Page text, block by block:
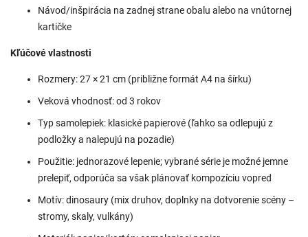
Návod/inšpirácia na zadnej strane obalu alebo na vnútornej
kartičke
Kľúčové vlastnosti
Rozmery: 27 × 21 cm (približne formát A4 na šírku)
Veková vhodnosť: od 3 rokov
Typ samolepiek: klasické papierové (ľahko sa odlepujú z
podložky a nalepujú na pozadie)
Použitie: jednorazové lepenie; vybrané série je možné jemne
prelepiť, odporúča sa však plánovať kompozíciu vopred
Motív: dinosaury (mix druhov, doplnky na dotvorenie scény –
stromy, skaly, vulkány)